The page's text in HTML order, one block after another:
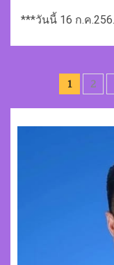
***วันนี้ 16 ก.ค
Posts
1 2